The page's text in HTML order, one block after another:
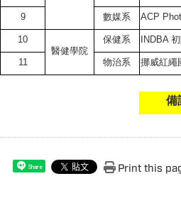
9 數媒系 ACP
10
醫健學院
保健系 INDBA
11 物治系 挪威紅繩
備
Share Print this